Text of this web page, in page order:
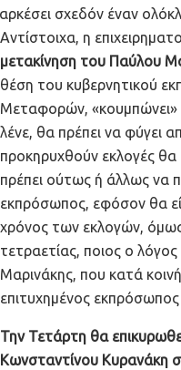
σχεδόν έναν
Αντίστοιχα, η
μετακίνηση του Παύλου
θέση του κυβερνητικού
Μεταφορών, «κουμπώνει»
λένε, θα πρέπει να φύγει
προκηρυχθούν εκλογές θα
πρέπει ούτως ή άλλως να
εκπρόσωπος, εφόσον θα
χρόνος των εκλογών,
τετραετίας, ποιος ο
Μαρινάκης, που κατά
επιτυχημένος
Την Τετάρτη θα
Κωνσταντίνου Κυρανάκη